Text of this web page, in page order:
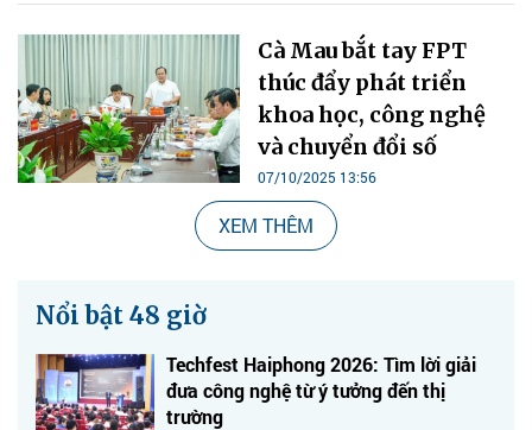
Cà Mau bắt tay FPT
thúc đẩy phát triển
khoa học, công nghệ
và chuyển đổi số
07/10/2025 13:56
XEM THÊM
Nổi bật 48 giờ
Techfest Haiphong 2026: Tìm lời giải
đưa công nghệ từ ý tưởng đến thị
trường